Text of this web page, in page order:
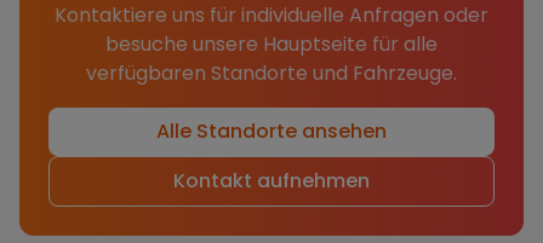
Kontaktiere uns für individuelle Anfragen oder
besuche unsere Hauptseite für alle
verfügbaren Standorte und Fahrzeuge.
Alle Standorte ansehen
Kontakt aufnehmen